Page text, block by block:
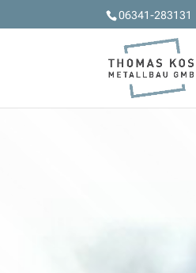
06341-283131